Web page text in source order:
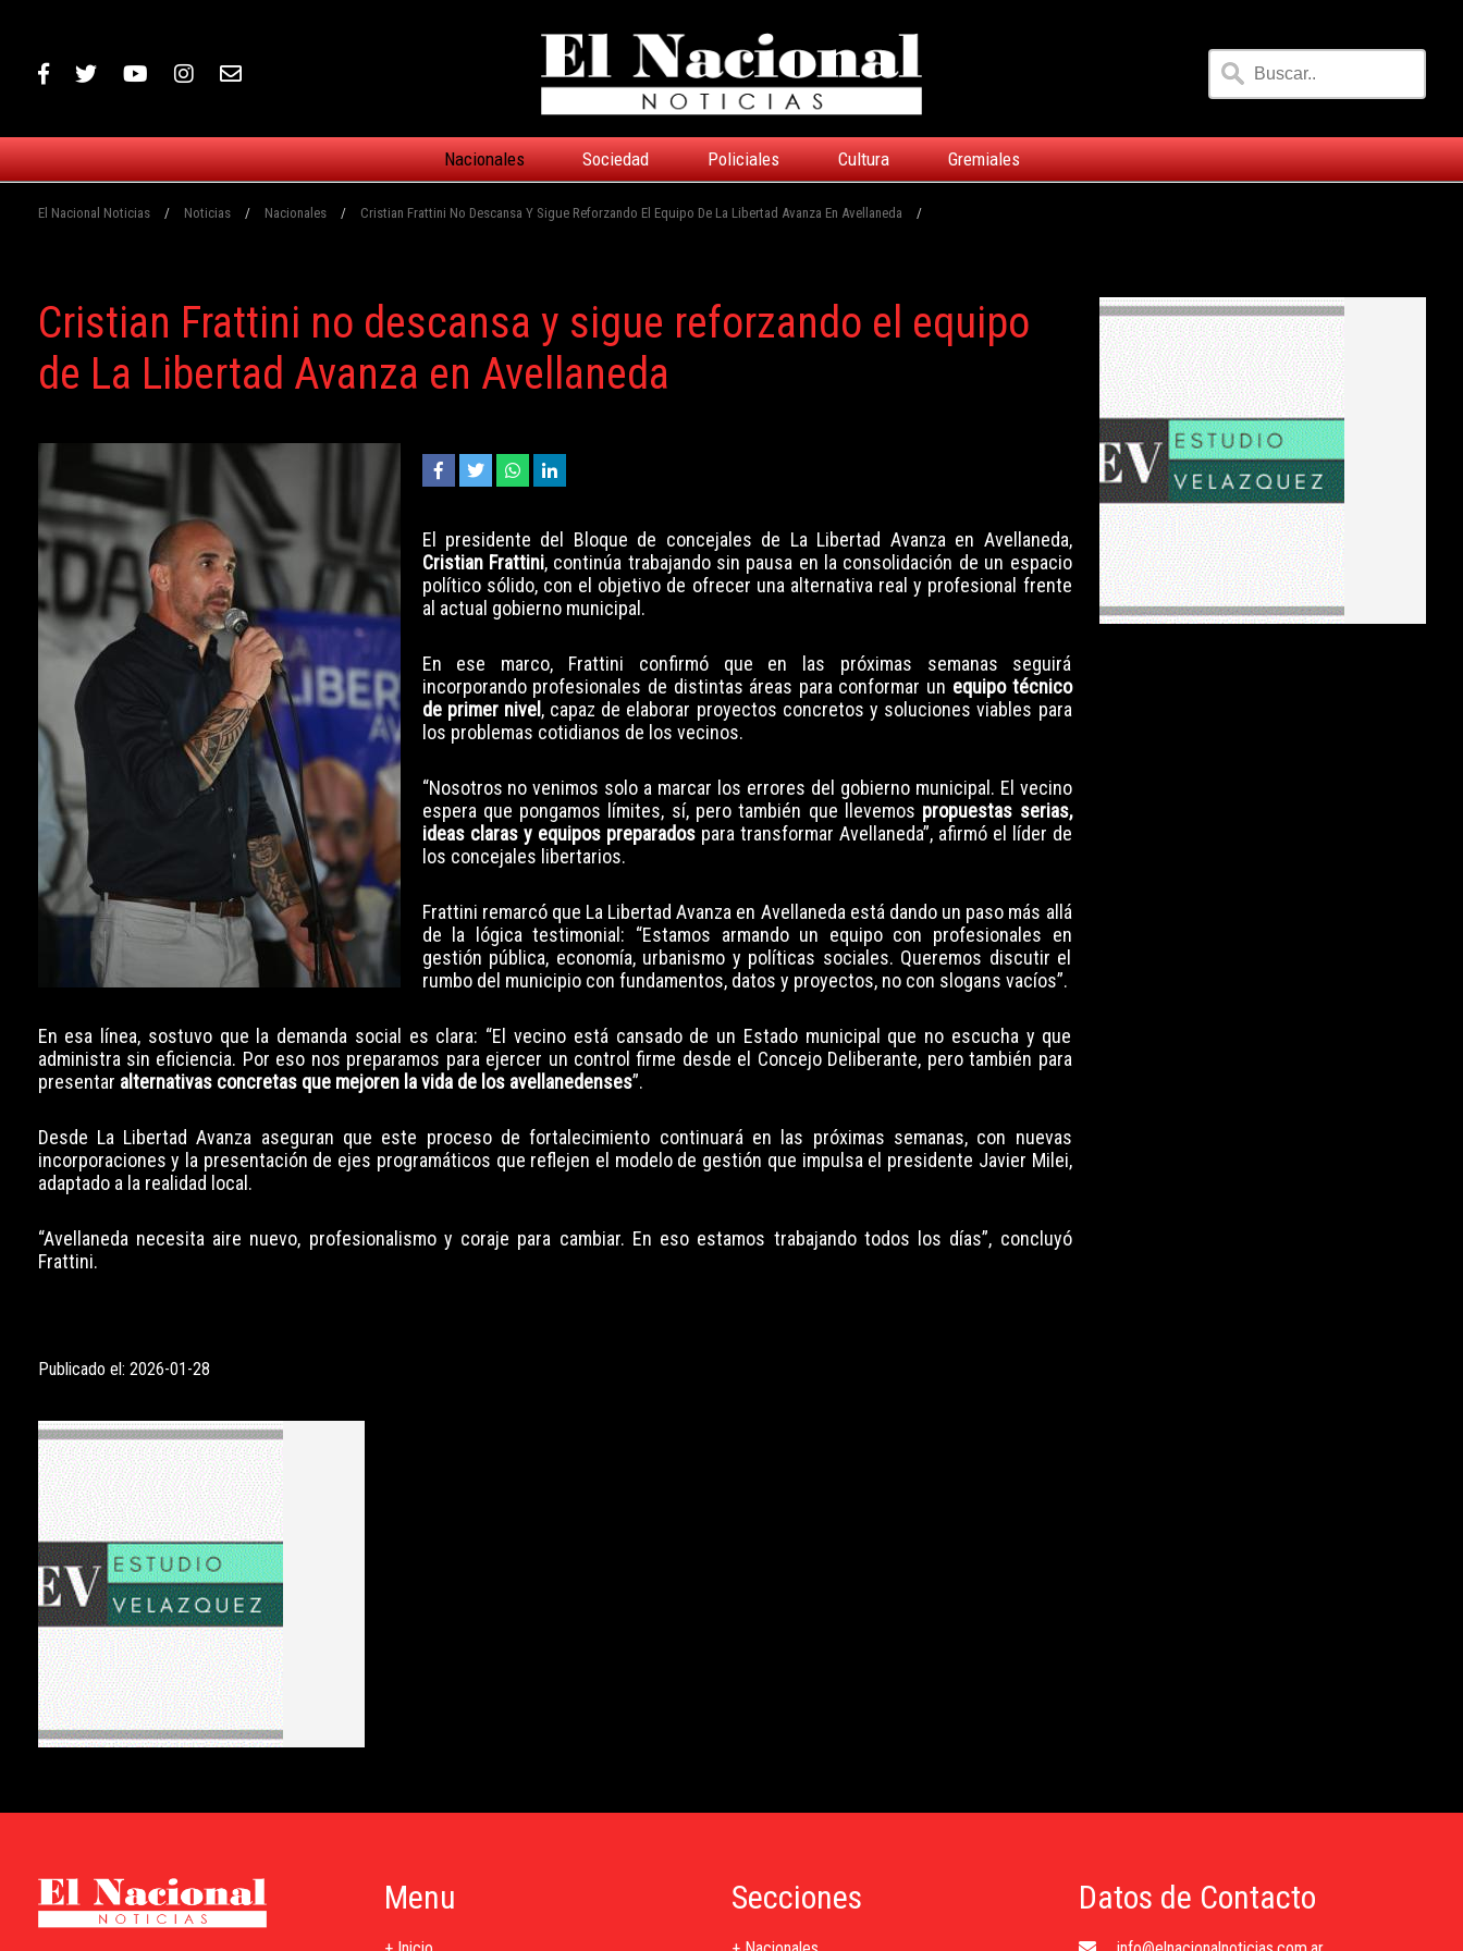
Nacionales Sociedad Policiales Cultura Gremiales
El Nacional Noticias / Noticias / Nacionales / Cristian Frattini No Descansa Y Sigue Reforzando El Equipo De La Libertad Avanza En Avellaneda /
Cristian Frattini no descansa y sigue reforzando el equipo
de La Libertad Avanza en Avellaneda
El presidente del Bloque de concejales de La Libertad Avanza en Avellaneda,
Cristian Frattini, continúa trabajando sin pausa en la consolidación de un espacio
político sólido, con el objetivo de ofrecer una alternativa real y profesional frente
al actual gobierno municipal.
En ese marco, Frattini confirmó que en las próximas semanas seguirá
incorporando profesionales de distintas áreas para conformar un equipo técnico
de primer nivel , capaz de elaborar proyectos concretos y soluciones viables para
los problemas cotidianos de los vecinos.
“Nosotros no venimos solo a marcar los errores del gobierno municipal. El vecino
espera que pongamos límites, sí, pero también que llevemos propuestas serias,
ideas claras y equipos preparadospara transformar Avellaneda”, afirmó el líder de
los concejales libertarios.
Frattini remarcó que La Libertad Avanza en Avellaneda está dando un paso más allá
de la lógica testimonial: “Estamos armando un equipo con profesionales en
gestión pública, economía, urbanismo y políticas sociales. Queremos discutir el
rumbo del municipio con fundamentos, datos y proyectos, no con slogans vacíos”.
En esa línea, sostuvo que la demanda social es clara: “El vecino está cansado de un Estado municipal que no escucha y que
administra sin eficiencia. Por eso nos preparamos para ejercer un control firme desde el Concejo Deliberante, pero también para
presentar alternativas concretas que mejoren la vida de los avellanedenses”.
Desde La Libertad Avanza aseguran que este proceso de fortalecimiento continuará en las próximas semanas, con nuevas
incorporaciones y la presentación de ejes programáticos que reflejen el modelo de gestión que impulsa el presidente Javier Milei,
adaptado a la realidad local.
“Avellaneda necesita aire nuevo, profesionalismo y coraje para cambiar. En eso estamos trabajando todos los días”, concluyó
Frattini.
Publicado el: 2026-01-28
Menu Secciones Datos de Contacto